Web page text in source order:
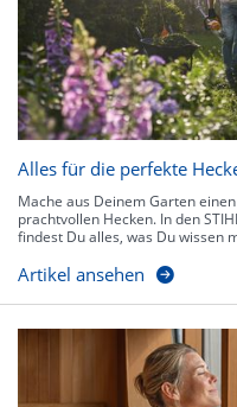
Alles für die perfekte
Mache aus Deinem Garten
prachtvollen Hecken. In den
findest Du alles, was Du wissen
Artikel ansehen